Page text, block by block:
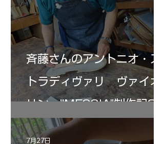
斉藤さんのアントニオ・ス
トラディヴァリ ヴァイオ
リン ”MESSIA"制作記33
7月27日